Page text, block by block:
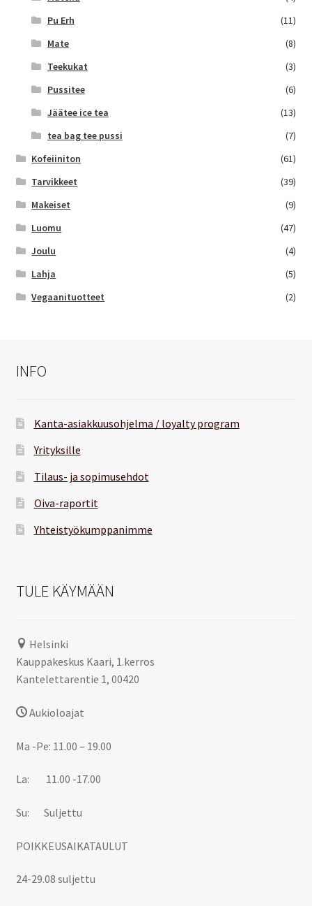
Pu Erh
(11)
Mate
(8)
Teekukat
(3)
Pussitee
(6)
Jäätee ice tea
(13)
tea bag tee pussi
(7)
Kofeiiniton
(61)
Tarvikkeet
(39)
Makeiset
(9)
Luomu
(47)
Joulu
(4)
Lahja
(5)
Vegaanituotteet
(2)
INFO
Kanta-asiakkuusohjelma / loyalty program
Yrityksille
Tilaus- ja sopimusehdot
Oiva-raportit
Yhteistyökumppanimme
TULE KÄYMÄÄN
Helsinki
Kauppakeskus Kaari, 1.kerros
Kantelettarentie 1, 00420
Aukioloajat
Ma -Pe: 11.00 – 19.00
La: 11.00 -17.00
Su: Suljettu
POIKKEUSAIKATAULUT
24-29.08 suljettu